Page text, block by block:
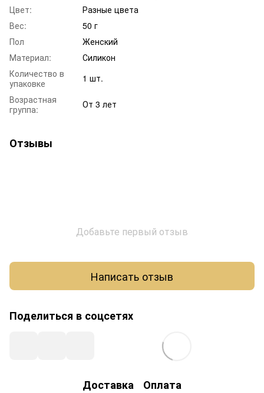
Цвет:
Разные цвета
Вес:
50 г
Пол
Женский
Материал:
Силикон
Количество в
упаковке
1 шт.
Возрастная
группа:
От 3 лет
Отзывы
Добавьте первый отзыв
Написать отзыв
Поделиться в соцсетях
Доставка Оплата